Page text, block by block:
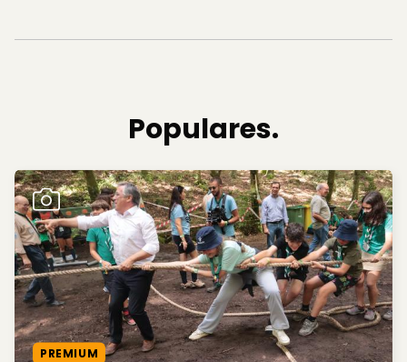
Populares.
PREMIUM